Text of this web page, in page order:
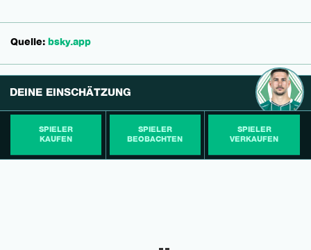
Quelle: bsky.app
DEINE EINSCHÄTZUNG
SPIELER
KAUFEN
SPIELER
BEOBACHTEN
SPIELER
VERKAUFEN